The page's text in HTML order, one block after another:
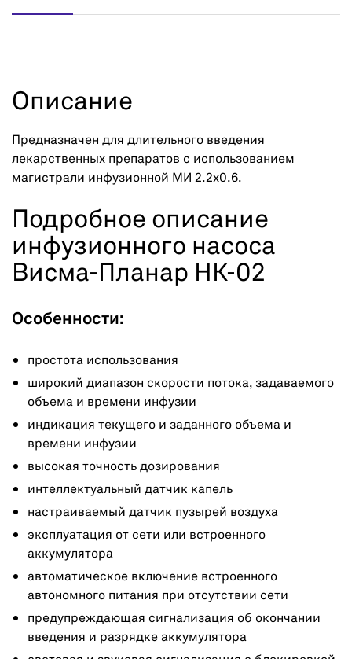
Описание
Предназначен для длительного введения
лекарственных препаратов с использованием
магистрали инфузионной МИ 2.2х0.6.
Подробное описание
инфузионного насоса
Висма-Планар НК-02
Особенности:
простота использования
широкий диапазон скорости потока, задаваемого
объема и времени инфузии
индикация текущего и заданного объема и
времени инфузии
высокая точность дозирования
интеллектуальный датчик капель
настраиваемый датчик пузырей воздуха
эксплуатация от сети или встроенного
аккумулятора
автоматическое включение встроенного
автономного питания при отсутствии сети
предупреждающая сигнализация об окончании
введения и разрядке аккумулятора